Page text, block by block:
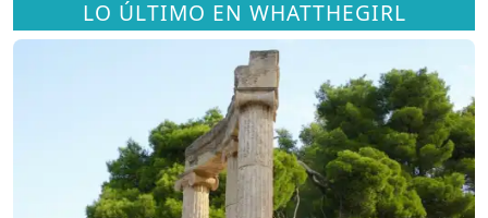
LO ÚLTIMO EN WHATTHEGIRL